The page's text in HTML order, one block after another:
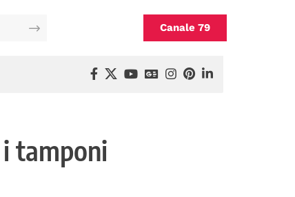
Canale 79
tamponi